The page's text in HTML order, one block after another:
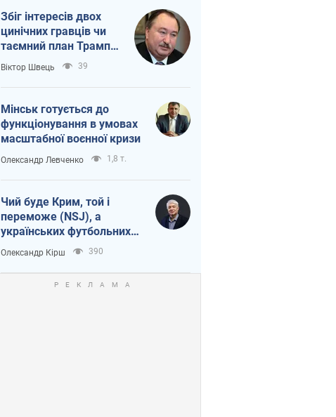
Збіг інтересів двох
цинічних гравців чи
таємний план Трампа
і Путіна?
Віктор Швець 39
Мінськ готується до
функціонування в умовах
масштабної воєнної кризи
Олександр Левченко 1,8 т.
Чий буде Крим, той і
переможе (NSJ), а
українських футбольних
чиновників можуть
назвати вбивцями
Олександр Кірш 390